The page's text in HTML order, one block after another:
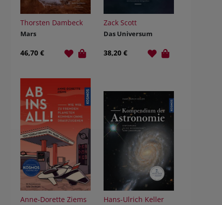
Thorsten Dambeck
Mars
46,70 €
Zack Scott
Das Universum
38,20 €
Anne-Dorette Ziems Hans-Ulrich Keller